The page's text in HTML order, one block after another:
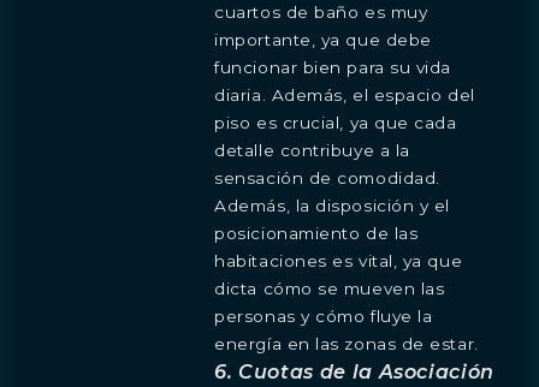
cuartos de baño es muy
importante, ya que debe
funcionar bien para su vida
diaria. Además, el espacio del
piso es crucial, ya que cada
detalle contribuye a la
sensación de comodidad.
Además, la disposición y el
posicionamiento de las
habitaciones es vital, ya que
dicta cómo se mueven las
personas y cómo fluye la
energía en las zonas de estar.
6. Cuotas de la Asociación